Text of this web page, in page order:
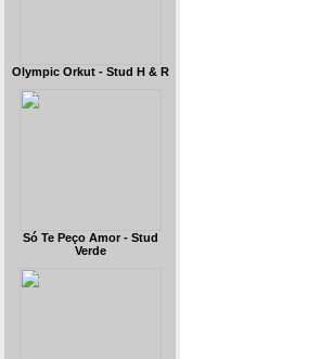
Olympic Orkut - Stud H & R
Só Te Peço Amor - Stud
Verde